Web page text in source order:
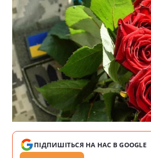
ПІДПИШІТЬСЯ НА НАС В GOOGLE